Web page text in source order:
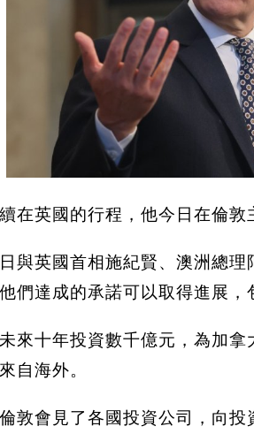
在英國的行程，他今日在倫
與英國首相施紀賢、澳洲總
們達成的承諾可以取得進展，
來十年投資數千億元，為加
自海外。
敦會見了各國投資公司，向